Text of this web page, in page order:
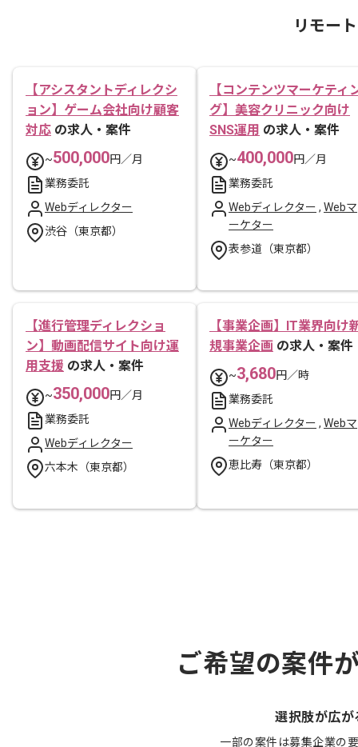
リモー
【アシスタントディレクシ
ョン】ゲーム会社向け顧客
対応 の求人・案件
~500,000円／月
業務委託
Webディレクター
渋谷（東京都）
【コンテンツマーケティ
グ】美容クリニック向け
SNS運用 の求人・案件
~400,000円／月
業務委託
Webディレクター , Webマ
ーケター
表参道（東京都）
【進行管理ディレクショ
ン】動画配信サイト向け運
用支援 の求人・案件
~350,000円／月
業務委託
Webディレクター
六本木（東京都）
【事業企画】IT業界向け
規事業企画 の求人・案件
~3,680円／時
業務委託
Webディレクター , Webマ
ーケター
恵比寿（東京都）
ご希望の案件
選択肢が広が
一部の案件は募集企業の